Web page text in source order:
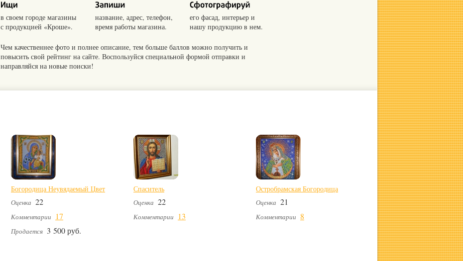
в своем городе магазины
с продукцией «Кроше».
название, адрес, телефон,
время работы магазина.
его фасад, интерьер и
нашу продукцию в нем.
Чем качественнее фото и полнее описание, тем больше баллов можно получить и
повысить свой рейтинг на сайте. Воспользуйся специальной формой отправки и
направляйся на новые поиски!
Богородица Неувядаемый Цвет
Оценка 22
Комментарии 17
Продается 3 500 руб.
Спаситель
Оценка 22
Комментарии 13
Остробрамская Богородица
Оценка 21
Комментарии 8